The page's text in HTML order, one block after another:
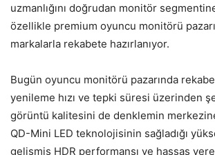
uzmanlığını doğrudan monitör
özellikle premium oyuncu monitörü
markalarla rekabete hazırlanıyor.
Bugün oyuncu monitörü pazarında
yenileme hızı ve tepki süresi üzerinden
görüntü kalitesini de denklemin
QD-Mini LED teknolojisinin sağladığı
gelişmiş HDR performansı ve hassas